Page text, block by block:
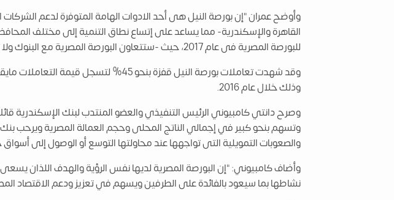
وأوضح عمران "إن بورصة النيل هى أحد الادوات الهامة المتوفرة لدعم
القاهرة والإسكندرية- مما يساعد على إتساع نطاق التنمية إلى مختلف
للبورصة المصرية فى عام 2017، حيث -ستتعاون البورصة المصرية مع البنوك ولا تتنافس- فى توفير التمويل للشركات ويعود ذلك بالنفع على كافة الأطراف فى السوق".
وذلك خلال عام 2016.
وصرح دانتي كامبيوني الرئيس التنفيذي والعضو المنتدب لبنك الإسكندرية
وتسهم بنحو كبير في إجمالي الناتج المحلى وحجم العمالة المصرية ويرحب
والصعوبات التمويلية التى تواجهها عند محاولتها التوسع أو الوصول إلى
وأضاف كامبيوني: "إن البورصة المصرية لديها نفس الرؤية والهدف اللذان
نشاطها بما سيعود بالفائدة على الطرفين ويسهم في تعزيز ودعم الاقتصاد